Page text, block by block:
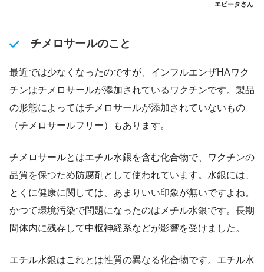
エビータさん
チメロサールのこと
最近では少なくなったのですが、インフルエンザHAワク
チンはチメロサールが添加されているワクチンです。製品
の形態によってはチメロサールが添加されていないもの
（チメロサールフリー）もあります。
チメロサールとはエチル水銀を含む化合物で、ワクチンの
品質を保つため防腐剤として使われています。水銀には、
とくに健康に関しては、あまりいい印象が無いですよね。
かつて環境汚染で問題になったのはメチル水銀です。長期
間体内に残存して中枢神経系などが影響を受けました。
エチル水銀はこれとは性質の異なる化合物です。エチル水